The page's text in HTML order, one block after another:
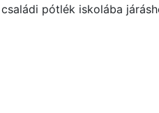
pótlék iskolába